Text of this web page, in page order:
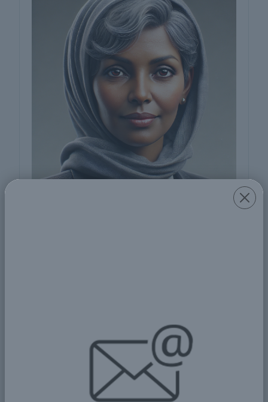
متخصصة في الاقتصاد الدولي والتجارة